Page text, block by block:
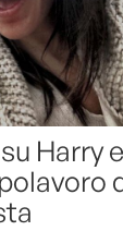
Harry e